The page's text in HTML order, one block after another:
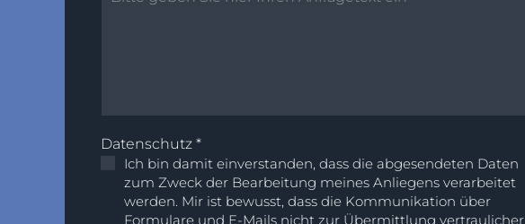
Datenschutz *
Ich bin damit einverstanden, dass die abgesendeten Daten
zum Zweck der Bearbeitung meines Anliegens verarbeitet
werden. Mir ist bewusst, dass die Kommunikation über
Formulare und E-Mails nicht zur Übermittlung vertraulicher